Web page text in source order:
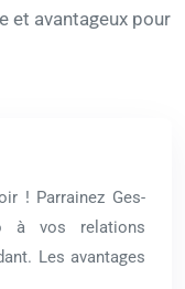
et avantageux pour
! Parrainez Ges-
à vos relations
Les avantages